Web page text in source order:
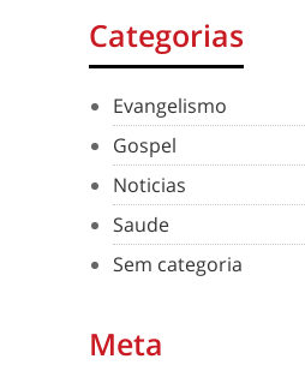
Categorias
Evangelismo
Gospel
Noticias
Saude
Sem categoria
Meta